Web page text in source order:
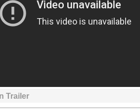
Trailer